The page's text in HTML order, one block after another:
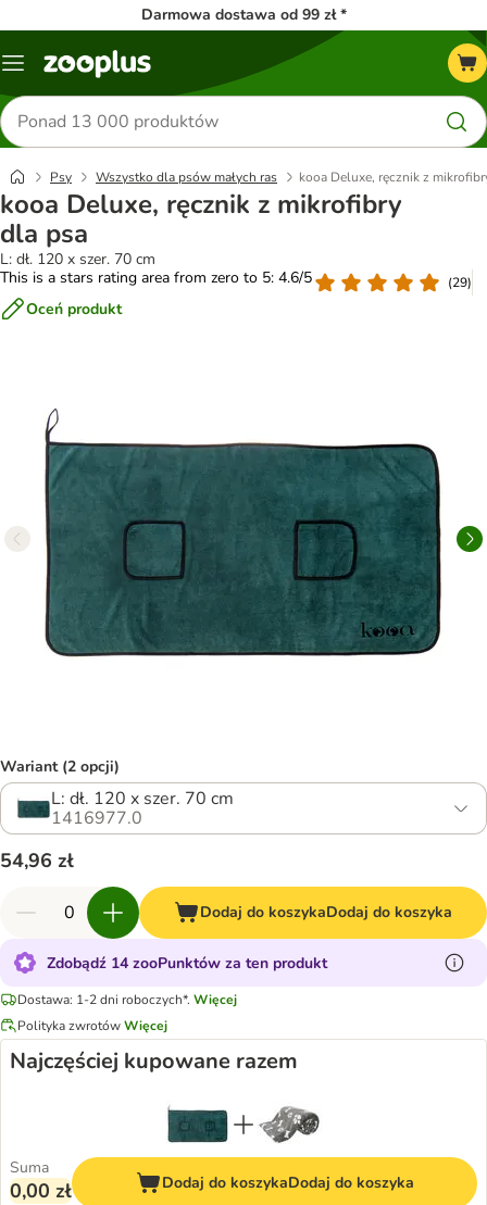
Darmowa dostawa od 99 zł *
Menu
Szukaj
produktów
Psy Wszystko dla psów małych ras kooa Deluxe, ręcznik z
kooa Deluxe, ręcznik z mikrofibry
dla psa
L: dł. 120 x szer. 70 cm
This is a stars rating area from zero to 5: 4.6/5
(29)
Oceń produkt
Wariant (2 opcji)
L: dł. 120 x szer. 70 cm
1416977.0
54,96 zł
Dodaj do koszykaDodaj do koszyka
Zdobądź 14 zooPunktów za ten produkt
Dostawa: 1-2 dni roboczych*. Więcej
Polityka zwrotówWięcej
Najczęściej kupowane razem
Suma
0,00 zł Dodaj do koszykaDodaj do koszyka